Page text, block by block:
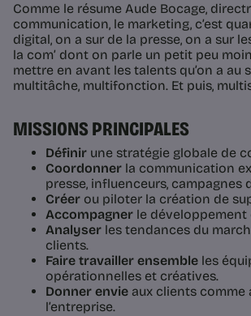
Comme le résume Aude Bocage,
communication, le marketing, c’est
digital, on a sur de la presse, on a sur
la com’ dont on parle un petit peu
mettre en avant les talents qu’on a au
multitâche, multifonction. Et puis,
MISSIONS PRINCIPALES
Définir une stratégie globale de
Coordonner la communication
presse, influenceurs, campagnes
Créer ou piloter la création de
Accompagner le développement
Analyser les tendances du
clients.
Faire travailler ensemble les
opérationnelles et créatives.
Donner envie aux clients comme
l’entreprise.